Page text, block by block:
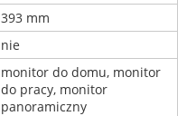
393 mm
nie
monitor do domu, monitor
do pracy, monitor
panoramiczny